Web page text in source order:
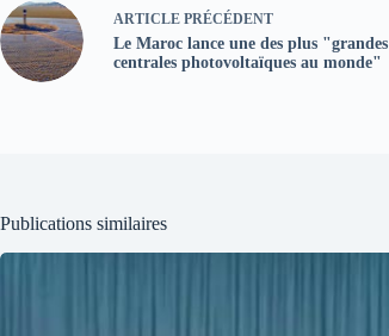
ARTICLE PRÉCÉDENT
Le Maroc lance une des plus "grandes
centrales photovoltaïques au monde"
Publications similaires